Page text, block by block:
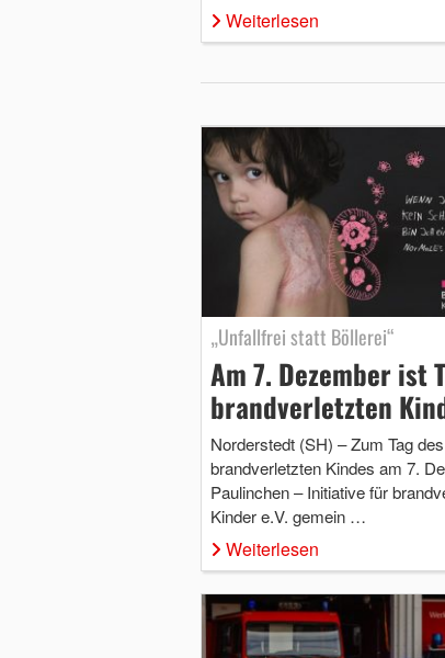
Weiterlesen
„Unfallfrei statt Böllerei“
Am 7. Dezember ist
brandverletzten
Norderstedt (SH) – Zum Tag des
brandverletzten Kindes am 7.
Paulinchen – Initiative für
Kinder e.V. gemein …
Weiterlesen